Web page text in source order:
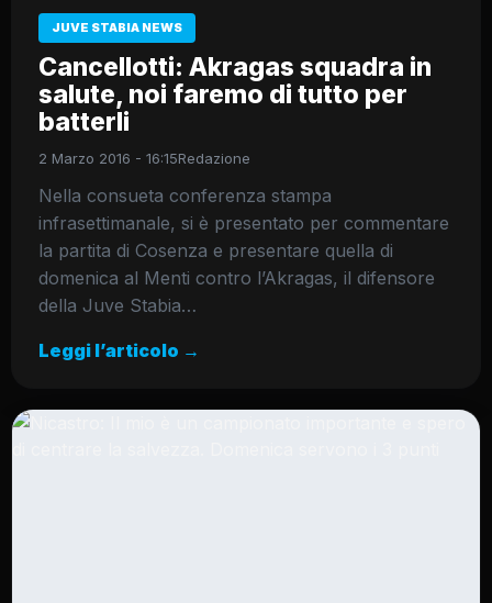
JUVE STABIA NEWS
Cancellotti: Akragas squadra in
salute, noi faremo di tutto per
batterli
2 Marzo 2016 - 16:15Redazione
Nella consueta conferenza stampa
infrasettimanale, si è presentato per commentare
la partita di Cosenza e presentare quella di
domenica al Menti contro l’Akragas, il difensore
della Juve Stabia…
Leggi l’articolo →